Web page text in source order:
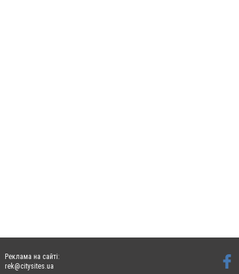
Реклама на сайті:
rek@citysites.ua